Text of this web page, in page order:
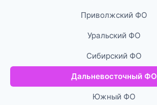
Приволжский ФО
Уральский ФО
Сибирский ФО
Дальневосточный ФО
Южный ФО